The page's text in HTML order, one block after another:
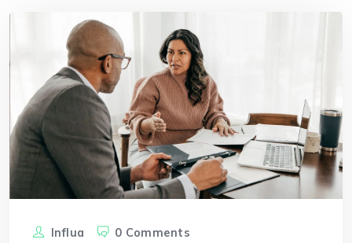
Influa
0 Comments